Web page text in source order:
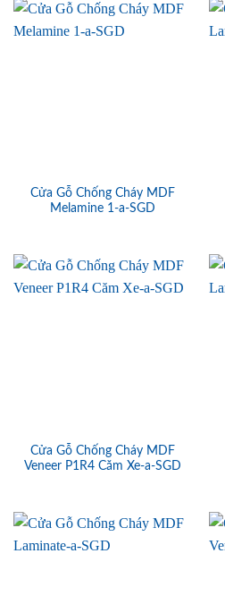
Cửa Gỗ Chống Cháy MDF
Melamine 1-a-SGD
Cửa Gỗ Chống Cháy MDF
Veneer P1R4 Căm Xe-a-SGD